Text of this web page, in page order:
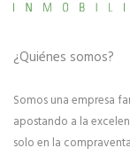
¿Quiénes somos?
Somos una empresa
apostando a la
solo en la